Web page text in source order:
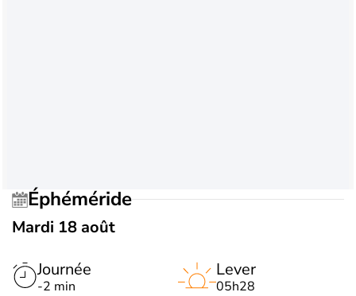
Éphéméride
Mardi 18 août
Journée
-2 min
Lever
05h28